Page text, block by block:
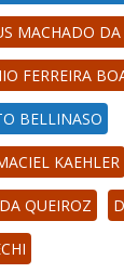
MACHADO DA
FERREIRA
BELLINASO
KAEHLER
QUEIROZ